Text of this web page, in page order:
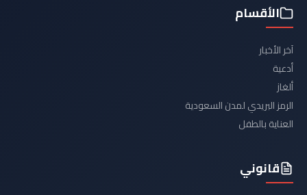
الأقسام
آخر الأخبار
أدعية
ألغاز
الرمز البريدي لمدن السعودية
العناية بالطفل
قانوني